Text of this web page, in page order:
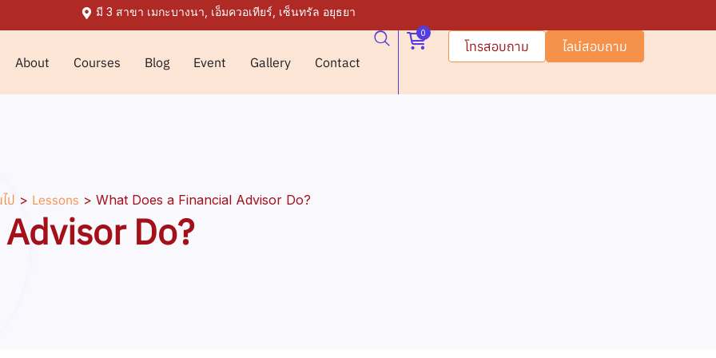
มี 3 สาขา เมกะบางนา, เอ็มควอเทียร์, เซ็นทรัล อยุธยา
About Courses Blog Event Gallery Contact
0
โทรสอบถาม ไลน์สอบถาม
ป > Lessons > What Does a Financial Advisor Do?
Do?